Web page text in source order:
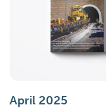
April 2025